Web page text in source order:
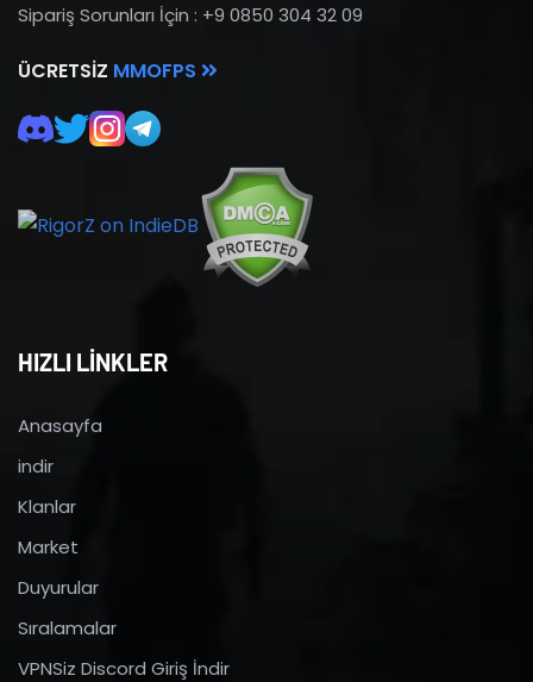
Sipariş Sorunları İçin : +9 0850 304 32 09
ÜCRETSIZ MMOFPS
HIZLI LİNKLER
Anasayfa
indir
Klanlar
Market
Duyurular
Sıralamalar
VPNSiz Discord Giriş İndir